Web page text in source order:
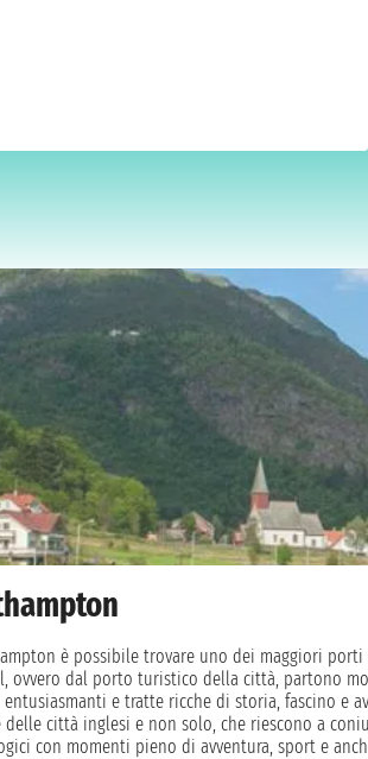
è possibile trovare uno dei maggiori
ovvero dal porto turistico della città, partono
e tratte ricche di storia, fascino e
delle città inglesi e non solo, che riescono a
con momenti pieno di avventura, sport e